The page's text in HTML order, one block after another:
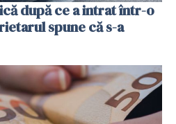
după ce a intrat într-o
spune că s-a